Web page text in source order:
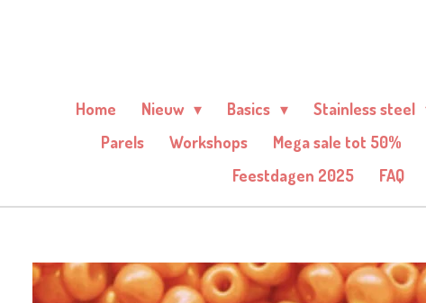
hoofdinhoud
Home Nieuw Basics Stainless steel
Parels
Workshops Mega sale tot 50%
Feestdagen 2025
FAQ